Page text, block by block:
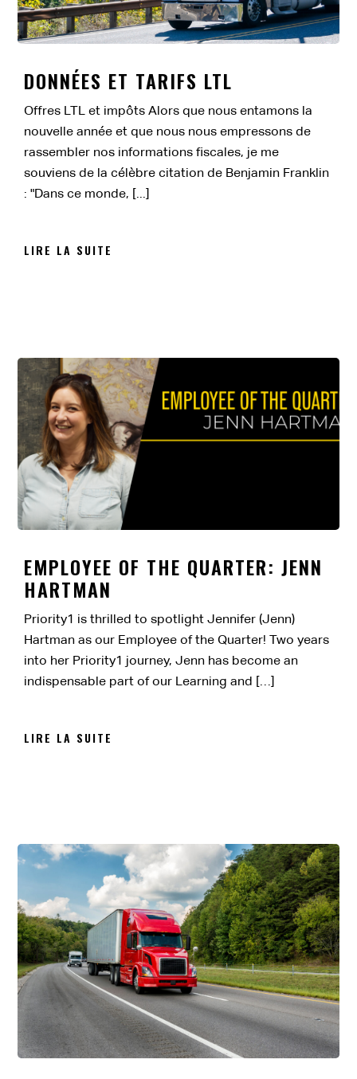
DONNÉES ET TARIFS LTL
Offres LTL et impôts Alors que nous entamons la
nouvelle année et que nous nous empressons de
rassembler nos informations fiscales, je me
souviens de la célèbre citation de Benjamin Franklin
: "Dans ce monde, [...]
LIRE LA SUITE
EMPLOYEE OF THE QUARTER: JENN
HARTMAN
Priority1 is thrilled to spotlight Jennifer (Jenn)
Hartman as our Employee of the Quarter! Two years
into her Priority1 journey, Jenn has become an
indispensable part of our Learning and […]
LIRE LA SUITE